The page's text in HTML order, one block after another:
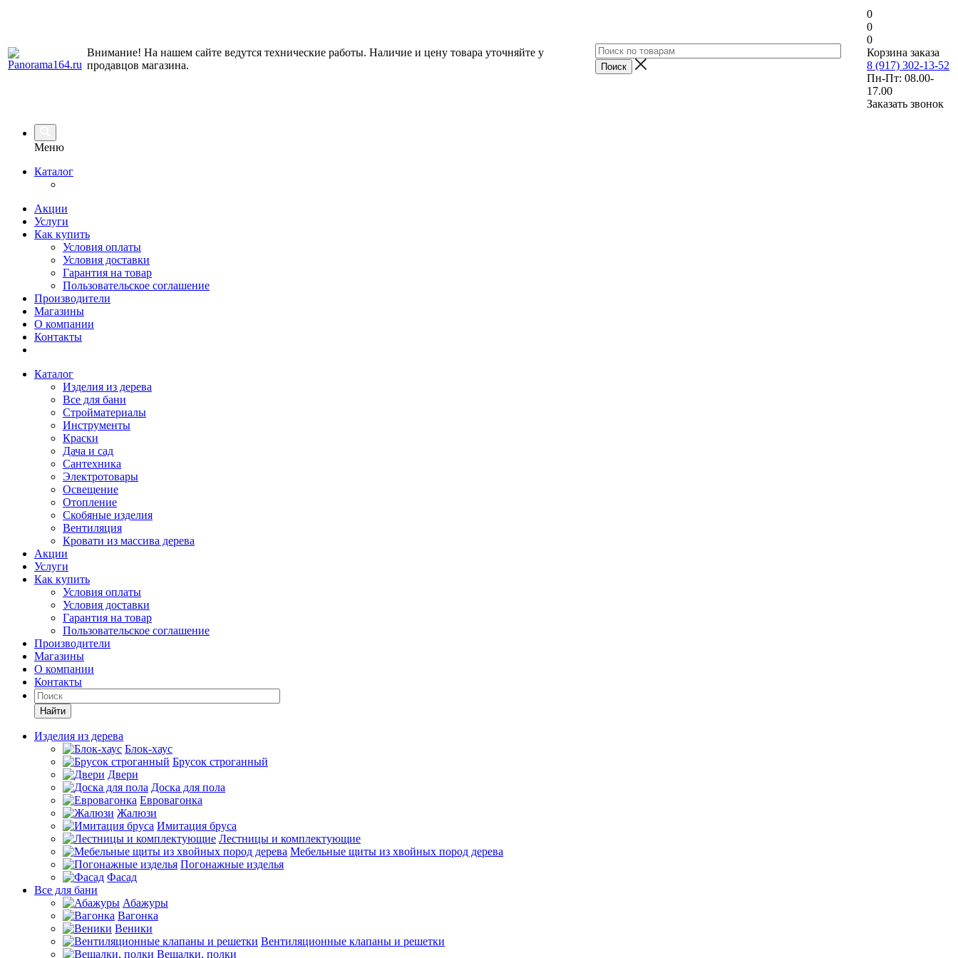
Внимание! На нашем сайте ведутся технические работы. Наличие и цену товара уточняйте у
продавцов магазина.
0
0
0
Корзина заказа
8 (917) 302-13-52
Пн-Пт: 08.00-
17.00
Заказать звонок
Меню
Каталог
Акции
Услуги
Как купить
Условия оплаты
Условия доставки
Гарантия на товар
Пользовательское соглашение
Производители
Магазины
О компании
Контакты
Каталог
Изделия из дерева
Все для бани
Стройматериалы
Инструменты
Краски
Дача и сад
Сантехника
Электротовары
Освещение
Отопление
Скобяные изделия
Вентиляция
Кровати из массива дерева
Акции
Услуги
Как купить
Условия оплаты
Условия доставки
Гарантия на товар
Пользовательское соглашение
Производители
Магазины
О компании
Контакты
Найти
Изделия из дерева
Блок-хаус
Брусок строганный
Двери
Доска для пола
Евровагонка
Жалюзи
Имитация бруса
Лестницы и комплектующие
Мебельные щиты из хвойных пород дерева
Погонажные изделья
Фасад
Все для бани
Абажуры
Вагонка
Веники
Вентиляционные клапаны и решетки
Вешалки, полки